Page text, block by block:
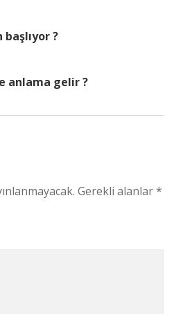
?
anlama gelir ?
Gerekli alanlar*